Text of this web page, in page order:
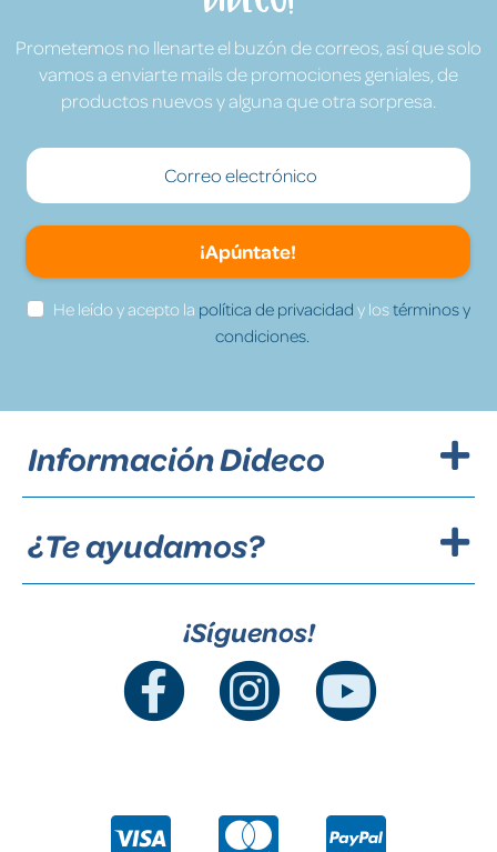
Prometemos no llenarte el buzón de correos, así que solo
vamos a enviarte mails de promociones geniales, de
productos nuevos y alguna que otra sorpresa.
¡Apúntate!
He leído y acepto la política de privacidad y lostérminos y
condiciones.
Información Dideco
¿Te ayudamos?
¡Síguenos!